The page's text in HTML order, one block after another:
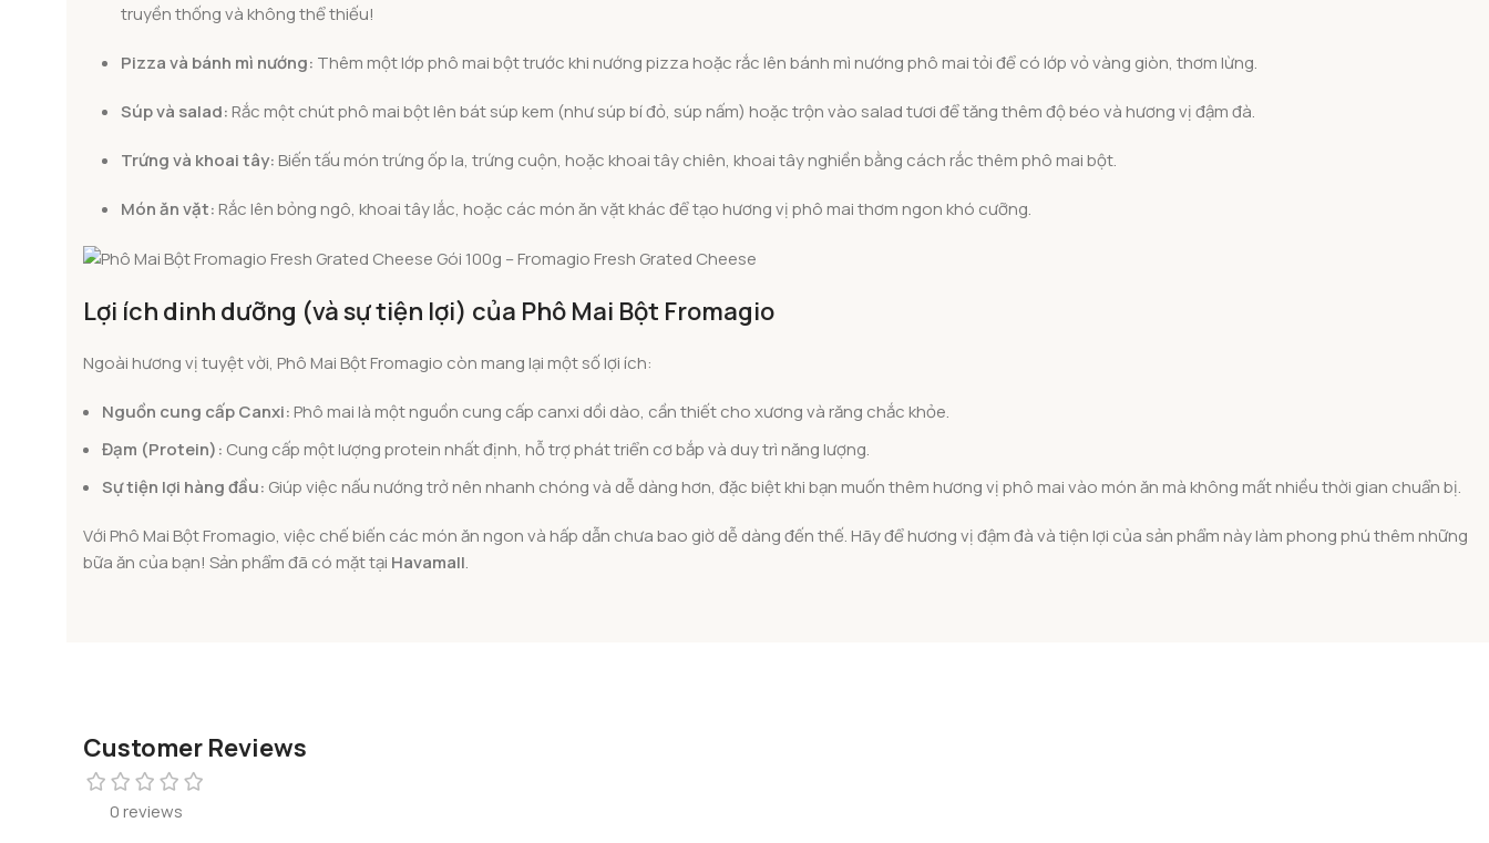
truyền thống và không thể thiếu!
Pizza và bánh mì nướng: Thêm một lớp phô mai bột trước khi nướng pizza hoặc rắc lên bánh mì nướng phô mai tỏi để có lớp vỏ vàng giòn, thơm lừng.
Súp và salad: Rắc một chút phô mai bột lên bát súp kem (như súp bí đỏ, súp nấm) hoặc trộn vào salad tươi để tăng thêm độ béo và hương vị đậm đà.
Trứng và khoai tây: Biến tấu món trứng ốp la, trứng cuộn, hoặc khoai tây chiên, khoai tây nghiền bằng cách rắc thêm phô mai bột.
Món ăn vặt: Rắc lên bỏng ngô, khoai tây lắc, hoặc các món ăn vặt khác để tạo hương vị phô mai thơm ngon khó cưỡng.
Lợi ích dinh dưỡng (và sự tiện lợi) của Phô Mai Bột Fromagio
Ngoài hương vị tuyệt vời, Phô Mai Bột Fromagio còn mang lại một số lợi ích:
Nguồn cung cấp Canxi: Phô mai là một nguồn cung cấp canxi dồi dào, cần thiết cho xương và răng chắc khỏe.
Đạm (Protein): Cung cấp một lượng protein nhất định, hỗ trợ phát triển cơ bắp và duy trì năng lượng.
Sự tiện lợi hàng đầu: Giúp việc nấu nướng trở nên nhanh chóng và dễ dàng hơn, đặc biệt khi bạn muốn thêm hương vị phô mai vào món ăn mà không mất nhiều thời gian chuẩn bị.
Với Phô Mai Bột Fromagio, việc chế biến các món ăn ngon và hấp dẫn chưa bao giờ dễ dàng đến thế. Hãy để hương vị đậm đà và tiện lợi của sản phẩm này làm phong phú thêm những
bữa ăn của bạn! Sản phẩm đã có mặt tại Havamall.
Customer Reviews
0 reviews